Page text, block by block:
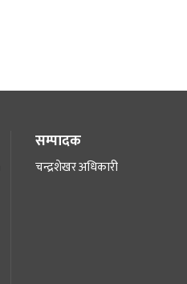
सम्पादक
चन्द्रशेखर अधिकारी